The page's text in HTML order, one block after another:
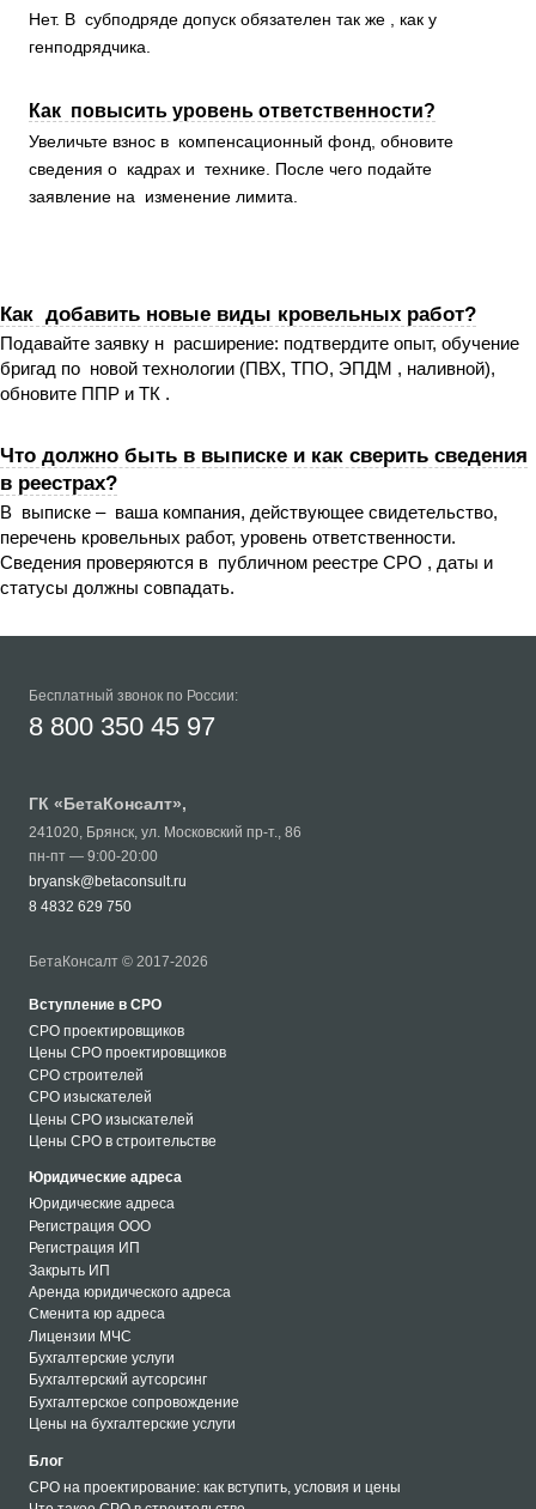
Нет. В субподряде допуск обязателен так же , как у
генподрядчика.
Как повысить уровень ответственности?
Увеличьте взнос в компенсационный фонд, обновите
сведения о кадрах и технике. После чего подайте
заявление на изменение лимита.
Как добавить новые виды кровельных работ?
Подавайте заявку н расширение: подтвердите опыт, обучение
бригад по новой технологии (ПВХ, ТПО, ЭПДМ , наливной),
обновите ППР и ТК .
Что должно быть в выписке и как сверить сведения
в реестрах?
В выписке – ваша компания, действующее свидетельство,
перечень кровельных работ, уровень ответственности.
Сведения проверяются в публичном реестре СРО , даты и
статусы должны совпадать.
Бесплатный звонок по России:
8 800 350 45 97
ГК « БетаКонсалт»,
241020 Брянск ул. Московский пр-т., 86
пн-пт — 9:00-20:00
bryansk@betaconsult.ru
8 4832 629 750
БетаКонсалт © 2017-2026
Вступление в СРО
СРО проектировщиков
Цены СРО проектировщиков
СРО строителей
СРО изыскателей
Цены СРО изыскателей
Цены СРО в строительстве
Юридические адреса
Юридические адреса
Регистрация ООО
Регистрация ИП
Закрыть ИП
Аренда юридического адреса
Сменита юр адреса
Лицензии МЧС
Бухгалтерские услуги
Бухгалтерский аутсорсинг
Бухгалтерское сопровождение
Цены на бухгалтерские услуги
Блог
СРО на проектирование: как вступить, условия и цены